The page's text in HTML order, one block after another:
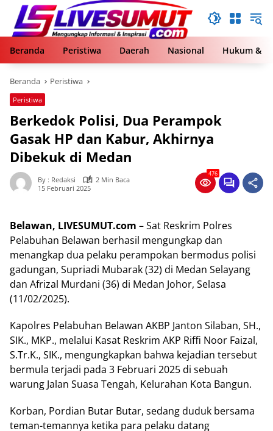
Langsung
konten
Beranda
Peristiwa Daerah Nasional Hukum &
Beranda Peristiwa
Peristiwa
Berkedok Polisi, Dua Perampok
Gasak HP dan Kabur, Akhirnya
Dibekuk di Medan
By : Redaksi
2 Min Baca
15 Februari 2025
476
Belawan, LIVESUMUT.com – Sat Reskrim Polres
Pelabuhan Belawan berhasil mengungkap dan
menangkap dua pelaku perampokan bermodus polisi
gadungan, Supriadi Mubarak (32) di Medan Selayang
dan Afrizal Murdani (36) di Medan Johor, Selasa
(11/02/2025).
Kapolres Pelabuhan Belawan AKBP Janton Silaban, SH.,
SIK., MKP., melalui Kasat Reskrim AKP Riffi Noor Faizal,
S.Tr.K., SIK., mengungkapkan bahwa kejadian tersebut
bermula terjadi pada 3 Februari 2025 di sebuah
warung Jalan Suasa Tengah, Kelurahan Kota Bangun.
Korban, Pordian Butar Butar, sedang duduk bersama
teman-temannya ketika para pelaku datang